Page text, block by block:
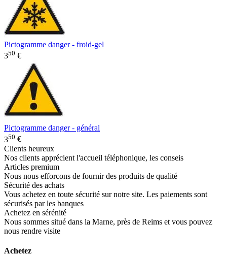
Pictogramme danger - froid-gel
350 €
Pictogramme danger - général
350 €
Clients heureux
Nos clients apprécient l'accueil téléphonique, les conseis
Articles premium
Nous nous efforcons de fournir des produits de qualité
Sécurité des achats
Vous achetez en toute sécurité sur notre site. Les paiements sont
sécurisés par les banques
Achetez en sérénité
Nous sommes situé dans la Marne, près de Reims et vous pouvez
nous rendre visite
Achetez